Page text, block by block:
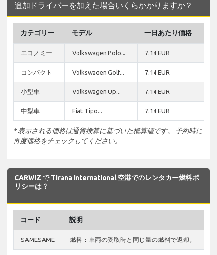
追加ドライバーを加えた場合いくらかかりますか？
カテゴリー モデル 一日あたり価格
エコノミー Volkswagen Polo... 7.14 EUR
コンパクト Volkswagen Golf... 7.14 EUR
小型車 Volkswagen Up... 7.14 EUR
中型車 Fiat Tipo... 7.14 EUR
* 表示される価格は通貨換算に基づいた概算値です。 予約時に
再度価格をチェックしてください。
CARWIZ で Tirana International 空港でのレンタカー燃料ポ
リシーは？
コード 説明
SAMESAME 燃料：車両の受取時と同じ量の燃料で返却。